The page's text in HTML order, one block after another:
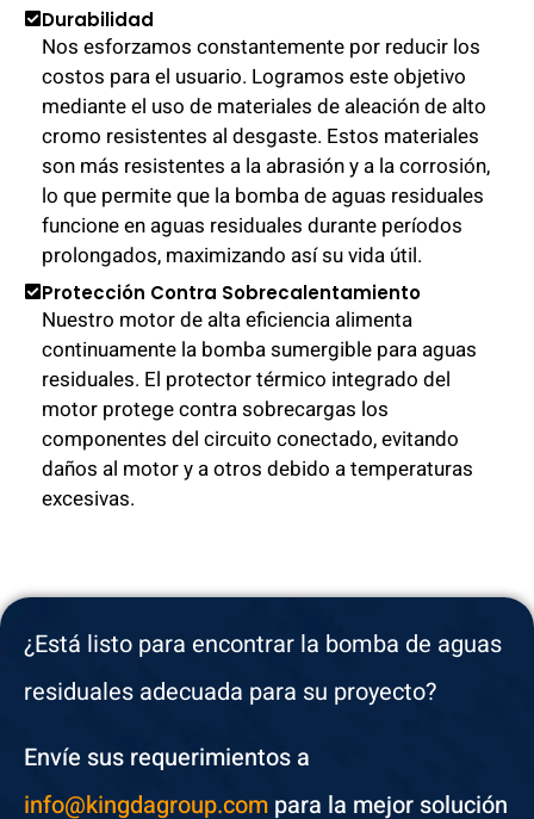
Durabilidad
Nos esforzamos constantemente por reducir los
costos para el usuario. Logramos este objetivo
mediante el uso de materiales de aleación de alto
cromo resistentes al desgaste. Estos materiales
son más resistentes a la abrasión y a la corrosión,
lo que permite que la bomba de aguas residuales
funcione en aguas residuales durante períodos
prolongados, maximizando así su vida útil.
Protección Contra Sobrecalentamiento
Nuestro motor de alta eficiencia alimenta
continuamente la bomba sumergible para aguas
residuales. El protector térmico integrado del
motor protege contra sobrecargas los
componentes del circuito conectado, evitando
daños al motor y a otros debido a temperaturas
excesivas.
¿Está listo para encontrar la bomba de aguas
residuales adecuada para su proyecto?
Envíe sus requerimientos a
info@kingdagroup.com para la mejor solución